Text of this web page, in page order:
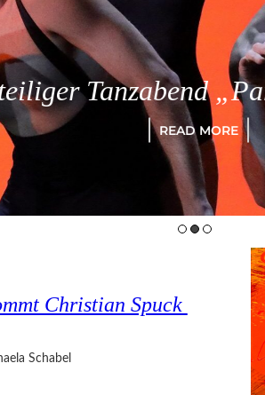
Tanzabend
READ MORE
Christian Spuck
Schabel